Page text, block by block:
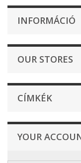
INFORMÁCIÓ
OUR STORES
CÍMKÉK
YOUR